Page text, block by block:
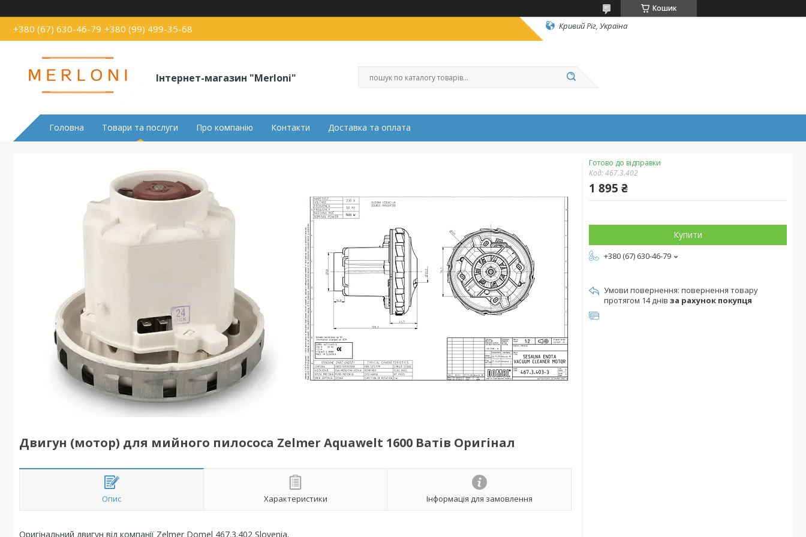
Кошик
+380 (67) 630-46-79 +380 (99) 499-35-68 Кривий Ріг, Україна
Інтернет-магазин "Merloni"
Головна Товари та послуги Про компанію Контакти Доставка та оплата
Двигун (мотор) для мийного пилососа Zelmer Aquawelt 1600 Ватів Оригінал
Опис Характеристики Інформація для замовлення
Оригінальний двигун від компанії Zelmer Domel 467.3.402 Slovenia.
Готово до відправки
Код:467.3.402
1 895 ₴
Купити
+380 (67) 630-46-79
повернення товару
протягом 14 днів за рахунок покупця